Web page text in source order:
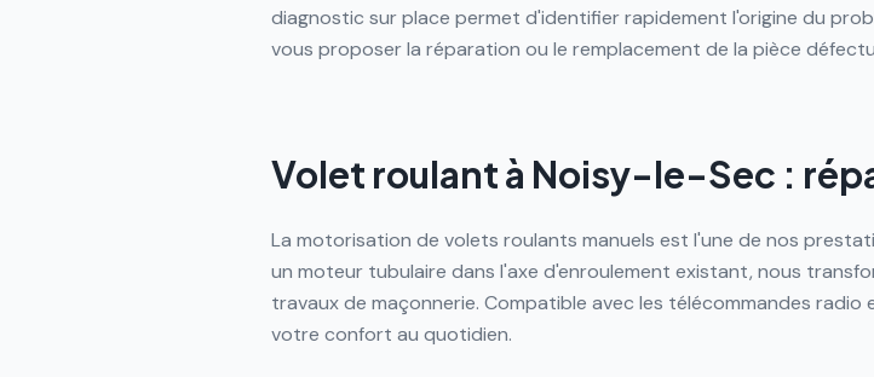
diagnostic sur place permet d'identifier rapidement l'origine du
vous proposer la réparation ou le remplacement de la pièce
Volet roulant à Noisy-le-Sec :
La motorisation de volets roulants manuels est l'une de nos
un moteur tubulaire dans l'axe d'enroulement existant, nous
travaux de maçonnerie. Compatible avec les télécommandes
votre confort au quotidien.